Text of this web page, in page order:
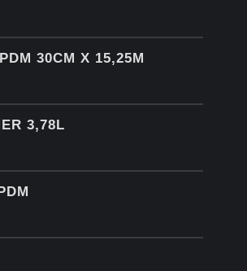
30CM X 15,25M
3,78L